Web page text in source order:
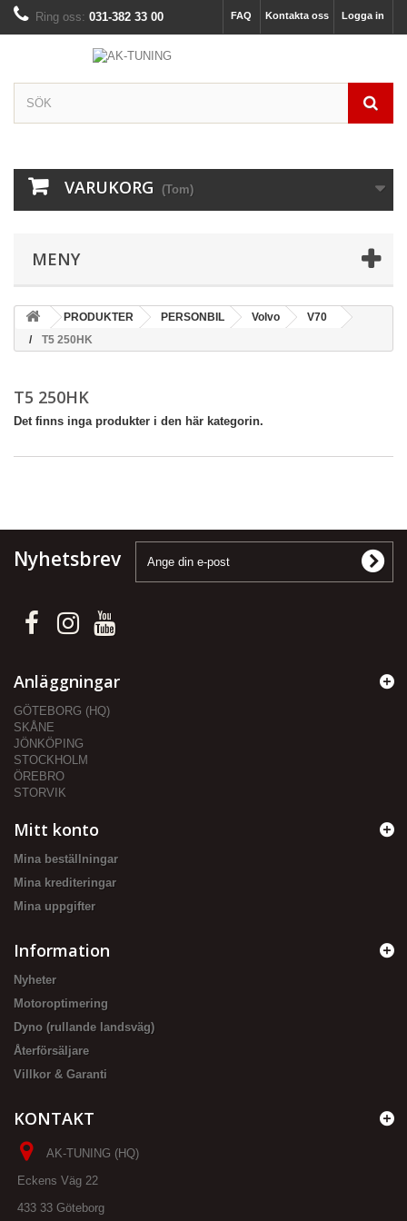
Logga in
Kontakta oss
FAQ
Ring oss: 031-382 33 00
VARUKORG (Tom)
MENY
PRODUKTER PERSONBIL Volvo
V70
T5 250HK
T5 250HK
Det finns inga produkter i den här kategorin.
Nyhetsbrev
Anläggningar
GÖTEBORG (HQ)
SKÅNE
JÖNKÖPING
STOCKHOLM
ÖREBRO
STORVIK
Mitt konto
Mina beställningar
Mina krediteringar
Mina uppgifter
Information
Nyheter
Motoroptimering
Dyno (rullande landsväg)
Återförsäljare
Villkor & Garanti
KONTAKT
AK-TUNING (HQ)
Eckens Väg 22
433 33 Göteborg